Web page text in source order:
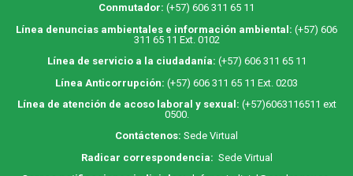
Conmutador: (+57) 606 311 65 11
Línea denuncias ambientales e información ambiental: (+57) 606
311 65 11 Ext. 0102
Línea de servicio a la ciudadanía: (+57) 606 311 65 11
Línea Anticorrupción: (+57) 606 311 65 11 Ext. 0203
Línea de atención de acoso laboral y sexual: (+57)6063116511 ext
0500.
Contáctenos: Sede Virtual
Radicar correspondencia: Sede Virtual